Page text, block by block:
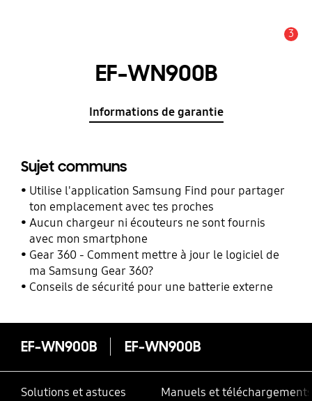
3
EF-WN900B
Informations de garantie
Sujet communs
Utilise l'application Samsung Find pour partager
ton emplacement avec tes proches
Aucun chargeur ni écouteurs ne sont fournis
avec mon smartphone
Gear 360 - Comment mettre à jour le logiciel de
ma Samsung Gear 360?
Conseils de sécurité pour une batterie externe
EF-WN900B EF-WN900B
Solutions et astuces Manuels et téléchargements